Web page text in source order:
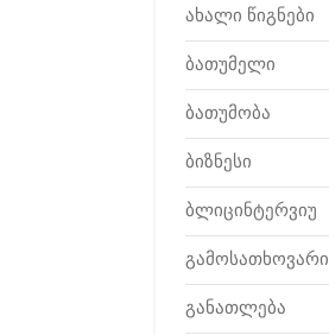
ახალი წიგნები
ბათუმელი
ბათუმობა
ბიზნესი
ბლიცინტერვიუ
გამოსათხოვარი
განათლება